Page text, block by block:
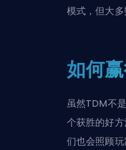
模式，但大多
如何
虽然TDM不
个获胜的好
们也会照顾